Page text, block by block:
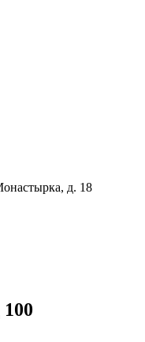
д. 18